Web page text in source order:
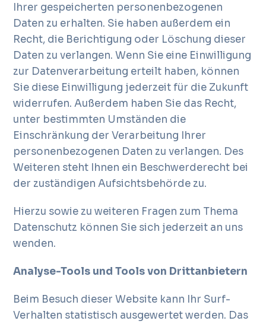
Ihrer gespeicherten personenbezogenen
Daten zu erhalten. Sie haben außerdem ein
Recht, die Berichtigung oder Löschung dieser
Daten zu verlangen. Wenn Sie eine Einwilligung
zur Datenverarbeitung erteilt haben, können
Sie diese Einwilligung jederzeit für die Zukunft
widerrufen. Außerdem haben Sie das Recht,
unter bestimmten Umständen die
Einschränkung der Verarbeitung Ihrer
personenbezogenen Daten zu verlangen. Des
Weiteren steht Ihnen ein Beschwerderecht bei
der zuständigen Aufsichtsbehörde zu.
Hierzu sowie zu weiteren Fragen zum Thema
Datenschutz können Sie sich jederzeit an uns
wenden.
Analyse-Tools und Tools von Drittanbietern
Beim Besuch dieser Website kann Ihr Surf-
Verhalten statistisch ausgewertet werden. Das